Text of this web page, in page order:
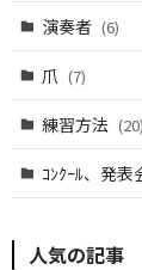
演奏者 (6)
爪 (7)
練習方法 (20)
ｺﾝｸｰﾙ、発表
人気の記事